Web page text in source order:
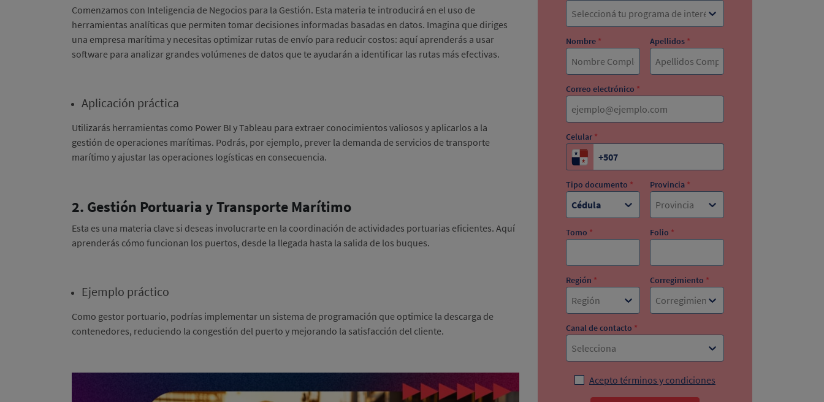
Comenzamos con Inteligencia de Negocios para la Gestión. Esta materia te introducirá en el uso de
herramientas analíticas que permiten tomar decisiones informadas basadas en datos. Imagina que diriges
una empresa marítima y necesitas optimizar rutas de envío para reducir costos: aquí aprenderás a usar
software para analizar grandes volúmenes de datos que te ayudarán a identificar las rutas más efectivas.
Aplicación práctica
Utilizarás herramientas como Power BI y Tableau para extraer conocimientos valiosos y aplicarlos a la
gestión de operaciones marítimas. Podrás, por ejemplo, prever la demanda de servicios de transporte
marítimo y ajustar las operaciones logísticas en consecuencia.
2. Gestión Portuaria y Transporte Marítimo
Esta es una materia clave si deseas involucrarte en la coordinación de actividades portuarias eficientes. Aquí
aprenderás cómo funcionan los puertos, desde la llegada hasta la salida de los buques.
Ejemplo práctico
Como gestor portuario, podrías implementar un sistema de programación que optimice la descarga de
contenedores, reduciendo la congestión del puerto y mejorando la satisfacción del cliente.
Seleccioná tu programa de interés
Nombre * Apellidos *
Correo electrónico *
Celular *
Tipo documento *
Cédula
Provincia *
Provincia
Tomo * Folio *
Región *
Región
Corregimiento *
Corregimiento
Canal de contacto *
Selecciona
Acepto términos y condiciones